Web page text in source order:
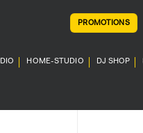
PROMOTIONS
HOME-STUDIO DJ SHOP